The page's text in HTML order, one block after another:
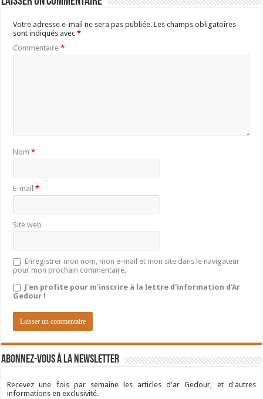
Votre adresse e-mail ne sera pas publiée. Les champs obligatoires
sont indiqués avec*
Commentaire*
Nom*
E-mail*
Site web
Enregistrer mon nom, mon e-mail et mon site dans le navigateur
pour mon prochain commentaire.
J'en profite pour m'inscrire à la lettre d'information d'Ar
Gedour !
Abonnez-vous à la newsletter
Recevez une fois par semaine les articles d'ar Gedour, et d'autres
informations en exclusivité.